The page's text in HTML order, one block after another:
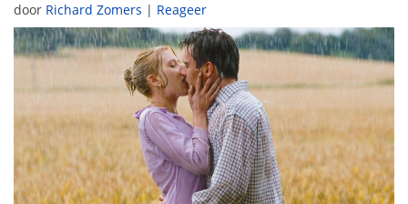
SPANNENDE VERHALEN SITEMAP
door Richard Zomers | Reageer